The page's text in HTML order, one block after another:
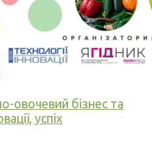
овочевий бізнес та
успіх